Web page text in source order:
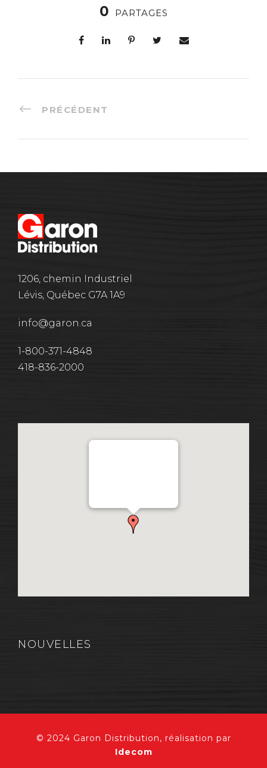
0 PARTAGES
PRÉCÉDENT
1206, chemin Industriel
Lévis, Québec G7A 1A9
info@garon.ca
1-800-371-4848
418-836-2000
NOUVELLES
© 2024 Garon Distribution, réalisation par
Idecom